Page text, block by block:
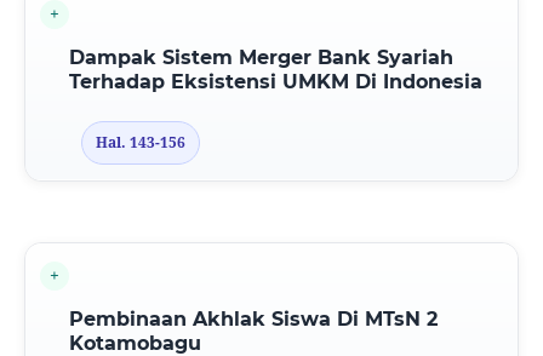
Dampak Sistem Merger Bank Syariah
Terhadap Eksistensi UMKM Di Indonesia
Hal. 143-156
Pembinaan Akhlak Siswa Di MTsN 2
Kotamobagu